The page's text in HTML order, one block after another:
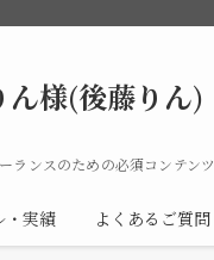
ん様(後藤りん)
ランスのための必須コンテンツ
・実績 よくあるご質問